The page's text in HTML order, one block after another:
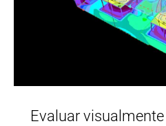
Evaluar